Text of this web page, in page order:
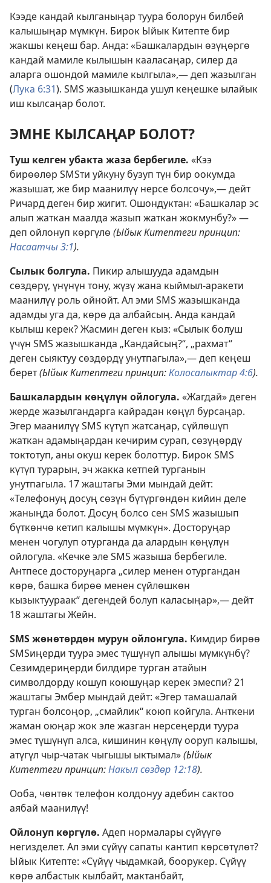
Кээде кандай кылганыңар туура болорун билбей
калышыңар мүмкүн. Бирок Ыйык Китепте бир
жакшы кеңеш бар. Анда: «Башкалардын өзүңөргө
кандай мамиле кылышын кааласаңар, силер да
аларга ошондой мамиле кылгыла»,—деп жазылган
(Лука 6:31). SMS жазышканда ушул кеңешке ылайык
иш кылсаңар болот.
ЭМНЕ КЫЛСАҢАР БОЛОТ?
Туш келген убакта жаза бербегиле. «Кээ
бирөөлөр SMSти уйкуну бузуп түн бир оокумда
жазышат, же бир маанилүү нерсе болсочу»,— дейт
Ричард деген бир жигит. Ошондуктан: «Башкалар эс
алып жаткан маалда жазып жаткан жокмунбу?» —
деп ойлонуп көргүлө (Ыйык Китептеги принцип:
Насаатчы 3:1).
Сылык болгула. Пикир алышууда адамдын
сөздөрү, үнүнүн тону, жүзү жана кыймыл-аракети
маанилүү роль ойнойт. Ал эми SMS жазышканда
адамды уга да, көрө да албайсың. Анда кандай
кылыш керек? Жасмин деген кыз: «Сылык болуш
үчүн SMS жазышканда „Кандайсың?“, „рахмат“
деген сыяктуу сөздөрдү унутпагыла»,— деп кеңеш
берет(Ыйык Китептеги принцип:Колосалыктар 4:6).
Башкалардын көңүлүн ойлогула. «Жагдай» деген
жерде жазылгандарга кайрадан көңүл бурсаңар.
Эгер маанилүү SMS күтүп жатсаңар, сүйлөшүп
жаткан адамыңардан кечирим сурап, сөзүңөрдү
токтотуп, аны окуш керек болоттур. Бирок SMS
күтүп турарын, эч жакка кетпей турганын
унутпагыла. 17 жаштагы Эми мындай дейт:
«Телефонуң досуң сөзүн бүтүргөндөн кийин деле
жаныңда болот. Досуң болсо сен SMS жазышып
бүткөнчө кетип калышы мүмкүн». Досторуңар
менен чогулуп отурганда да алардын көңүлүн
ойлогула. «Кечке эле SMS жазыша бербегиле.
Антпесе досторуңарга „силер менен отургандан
көрө, башка бирөө менен сүйлөшкөн
кызыктуураак“ дегендей болуп каласыңар»,— дейт
18 жаштагы Жейн.
SMS жөнөтөрдөн мурун ойлонгула. Кимдир бирөө
SMSиңерди туура эмес түшүнүп алышы мүмкүнбү?
Сезимдериңерди билдире турган атайын
символдорду кошуп коюшуңар керек эмеспи? 21
жаштагы Эмбер мындай дейт: «Эгер тамашалай
турган болсоңор, „смайлик“ коюп койгула. Анткени
жаман оюңар жок эле жазган нерсеңерди туура
эмес түшүнүп алса, кишинин көңүлү ооруп калышы,
атүгүл чыр-чатак чыгышы ыктымал»(Ыйык
Китептеги принцип:Накыл сөздөр 12:18).
Ооба, чөнтөк телефон колдонуу адебин сактоо
аябай маанилүү!
Ойлонуп көргүлө. Адеп нормалары сүйүүгө
негизделет. Ал эми сүйүү сапаты кантип көрсөтүлөт?
Ыйык Китепте: «Сүйүү чыдамкай, боорукер. Сүйүү
көрө албастык кылбайт, мактанбайт,